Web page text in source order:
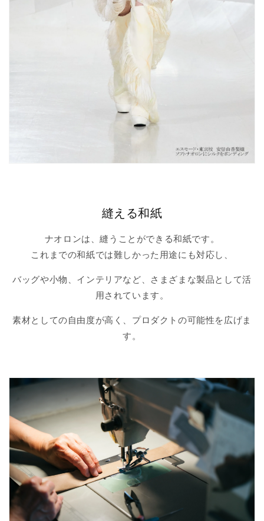
縫える和紙
ナオロンは、縫うことができる和紙です。
これまでの和紙では難しかった用途にも対応し、
バッグや小物、インテリアなど、さまざまな製品として活
用されています。
素材としての自由度が高く、プロダクトの可能性を広げま
す。